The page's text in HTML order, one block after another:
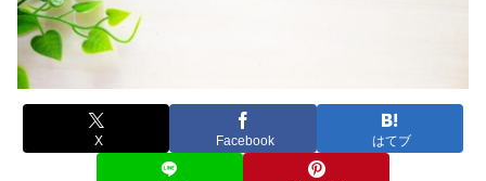
X Facebook はてブ